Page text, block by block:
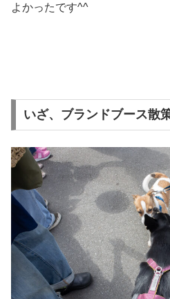
よかったです^^
いざ、ブランドブース散